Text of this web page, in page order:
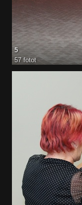
5
57 fotot